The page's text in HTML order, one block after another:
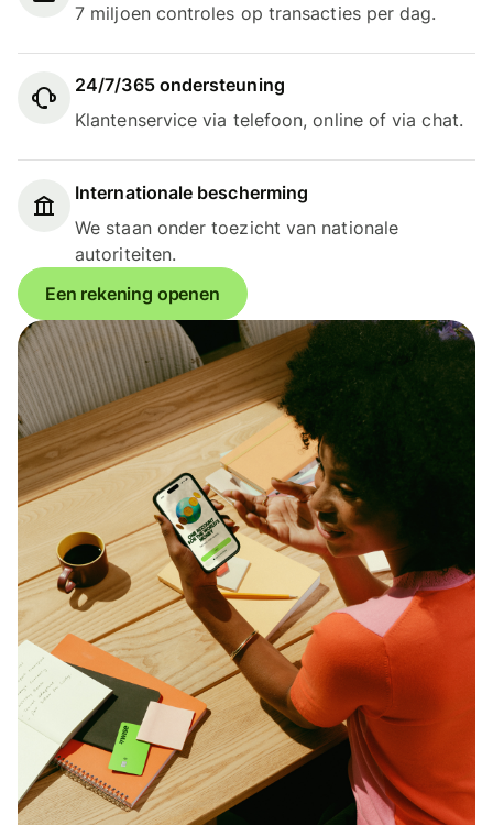
7 miljoen controles op transacties per dag.
24/7/365 ondersteuning
Klantenservice via telefoon, online of via chat.
Internationale bescherming
We staan onder toezicht van nationale
autoriteiten.
Een rekening openen